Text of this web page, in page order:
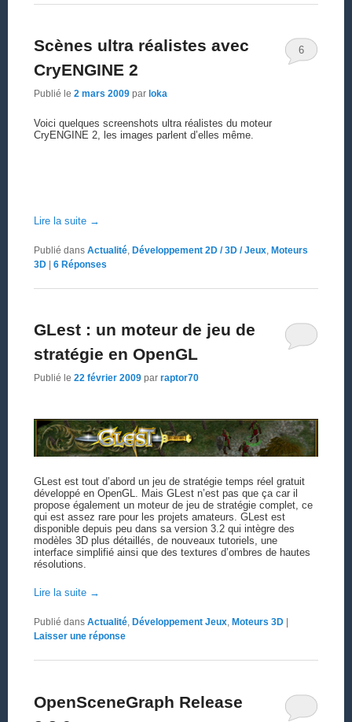
Scènes ultra réalistes avec
CryENGINE 2
Publié le 2 mars 2009 par loka
6
Voici quelques screenshots ultra réalistes du moteur
CryENGINE 2, les images parlent d’elles même.
Lire la suite →
Publié dans Actualité, Développement 2D / 3D / Jeux, Moteurs
3D | 6Réponses
GLest : un moteur de jeu de
stratégie en OpenGL
Publié le 22 février 2009 par raptor70
GLest est tout d’abord un jeu de stratégie temps réel gratuit
développé en OpenGL. Mais GLest n’est pas que ça car il
propose également un moteur de jeu de stratégie complet, ce
qui est assez rare pour les projets amateurs. GLest est
disponible depuis peu dans sa version 3.2 qui intègre des
modèles 3D plus détaillés, de nouveaux tutoriels, une
interface simplifié ainsi que des textures d’ombres de hautes
résolutions.
Lire la suite →
Publié dans Actualité, Développement Jeux, Moteurs 3D
Laisser une réponse
OpenSceneGraph Release